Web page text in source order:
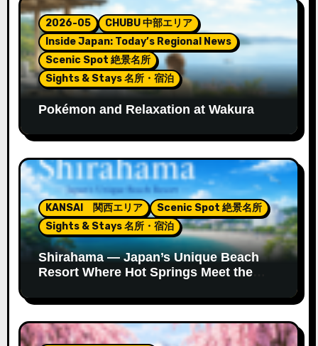
ン2026-05
CHUBU 中部エリア
Inside Japan: Today’s Regional News
Scenic Spot 絶景名所
Sights & Stays 名所・宿泊
Pokémon and Relaxation at Wakura
KANSAI 関西エリア
Scenic Spot 絶景名所
Sights & Stays 名所・宿泊
Shirahama — Japan’s Unique Beach
Resort Where Hot Springs Meet the